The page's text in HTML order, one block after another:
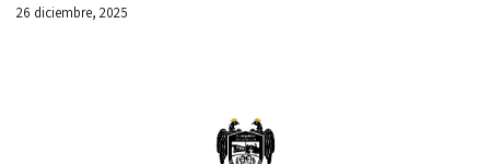
26 diciembre, 2025